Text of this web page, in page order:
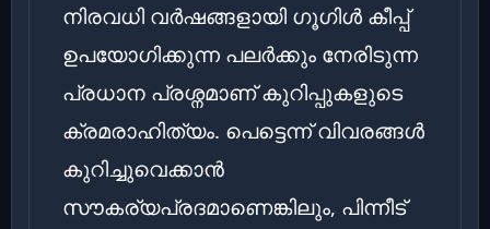
നിരവധി വർഷങ്ങളായി ഗൂഗിൾ കീപ്പ്
ഉപയോഗിക്കുന്ന പലർക്കും നേരിടുന്ന
പ്രധാന പ്രശ്നമാണ് കുറിപ്പുകളുടെ
ക്രമരാഹിത്യം. പെട്ടെന്ന് വിവരങ്ങൾ
കുറിച്ചുവെക്കാൻ
സൗകര്യപ്രദമാണെങ്കിലും, പിന്നീട്